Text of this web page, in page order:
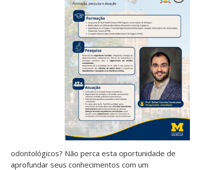
odontológicos? Não perca esta oportunidade de
aprofundar seus conhecimentos com um